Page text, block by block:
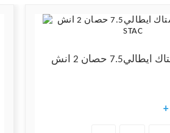
مضخة ماء ستاك ايطالي7.5 حصان 2 انش